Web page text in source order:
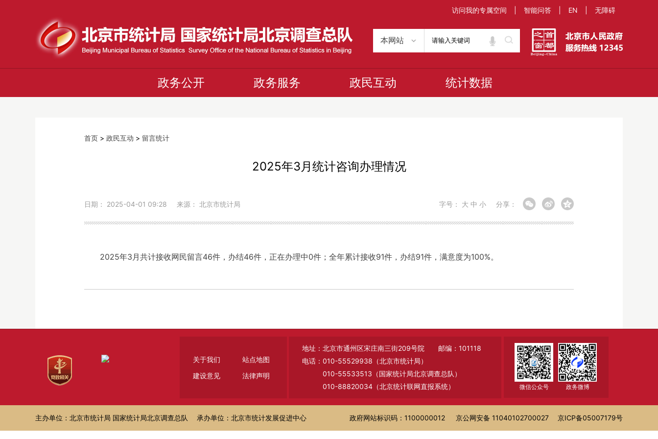
访问我的专属空间 智能问答 EN 无障碍
政务公开 政务服务 政民互动 统计数据
首页 > 政民互动 > 留言统计
2025年3月统计咨询办理情况
字号： 大 中 小 分享：
日期： 2025-04-01 09:28 来源： 北京市统计局
2025年3月共计接收网民留言46件，办结46件，正在办理中0件；全年累计接收91件，办结91件，满意度为100%。
关于我们
站点地图
建设意见
法律声明
地址：北京市通州区宋庄南三街209号院 邮编：101118
电话：010-55529938（北京市统计局）
010-55533513（国家统计局北京调查总队）
010-88820034（北京统计联网直报系统）
微信公众号 政务微博
主办单位：北京市统计局 国家统计局北京调查总队 承办单位：北京市统计发展促进中心 政府网站标识码：1100000012 京公网安备 11040102700027 京ICP备05007179号